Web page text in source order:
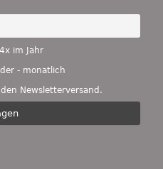
im Jahr
- monatlich
Newsletterversand.